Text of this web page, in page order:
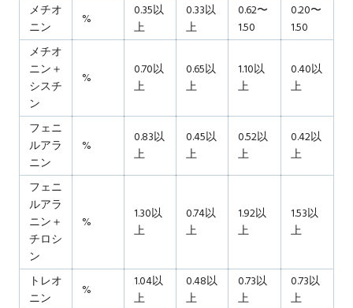
メチオ
ニン
%
0.35以
上
0.33以
上
0.62〜
1.50
0.20〜
1.50
メチオ
ニン＋
シスチ
ン
%
0.70以
上
0.65以
上
1.10以
上
0.40以
上
フェニ
ルアラ
ニン
%
0.83以
上
0.45以
上
0.52以
上
0.42以
上
フェニ
ルアラ
ニン＋
チロシ
ン
%
1.30以
上
0.74以
上
1.92以
上
1.53以
上
トレオ
ニン
%
1.04以
上
0.48以
上
0.73以
上
0.73以
上